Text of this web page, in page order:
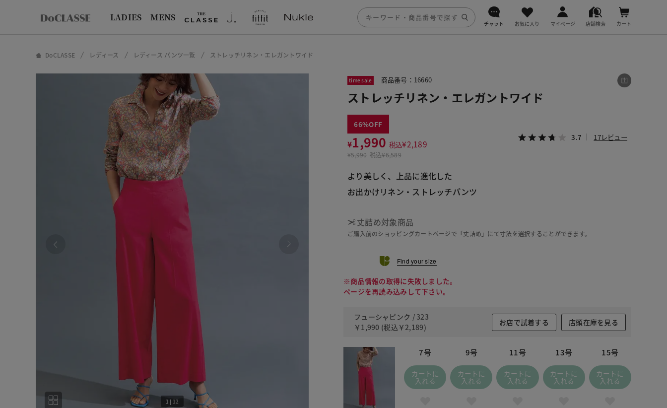
LADIES MENS
チャット お気に入り マイページ 店舗検索 カート
DoCLASSE レディース レディース パンツ一覧 ストレッチリネン・エレガントワイド
1 | 12
time sale 商品番号：16660
ストレッチリネン・エレガントワイド
66
¥1,990 税込¥2,189
¥5,990 税込¥6,589
3.7 17レビュー
より美しく、上品に進化した
お出かけリネン・ストレッチパンツ
丈詰め対象商品
ご購入前のショッピングカートページで「丈詰め」にて寸法を選択することができます。
Find your size
※商品情報の取得に失敗しました。
ページを再読み込みして下さい。
フューシャピンク / 323
￥1,990 (税込 ￥2,189)
お店で試着する 店頭在庫を見る
7号
カートに
入れる
9号
カートに
入れる
11号
カートに
入れる
13号
カートに
入れる
15号
カートに
入れる